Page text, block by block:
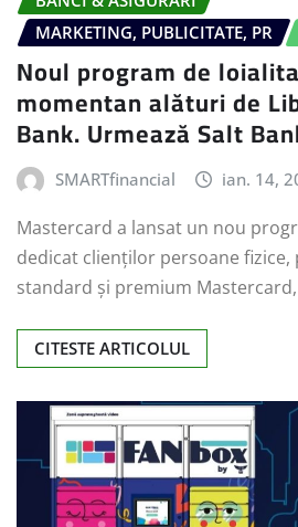
MARKETING, PUBLICITATE, PR
Noul program de
momentan alături de
Bank. Urmează Salt
SMARTfinancial ian. 14,
Mastercard a lansat un nou
dedicat clienților persoane
standard și premium
CITESTE ARTICOLUL